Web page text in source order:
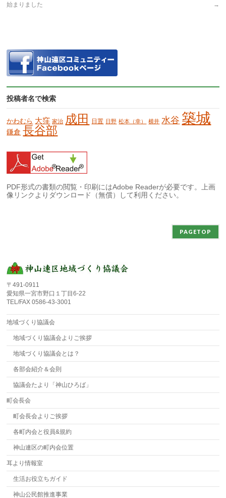
始まりました
→
投稿者名で検索
かわむら 大窪 家治 成田 日置 日野 松本（幸） 横井 水谷 築城
鎌倉 長谷部
PDF形式の書類の閲覧・印刷にはAdobe Readerが必要です。上画
像リンクよりダウンロード（無償）して利用ください。
PAGETOP
〒491-0911
愛知県一宮市野口１丁目6-22
TEL/FAX 0586-43-3001
地域づくり協議会
地域づくり協議会よりご挨拶
地域づくり協議会とは？
各部会紹介＆会則
協議会たより「神山ひろば」
町会長会
町会長会よりご挨拶
各町内会と役員&規約
神山連区の町内会位置
耳より情報室
生活お役立ちガイド
神山公民館推進事業